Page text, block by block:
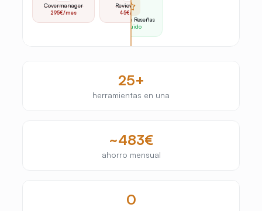
Gestor de Reseñas
Incluido
Covermanager
295€/mes
ReviewFlow
45€/mes
25+
herramientas en una
~483€
ahorro mensual
0